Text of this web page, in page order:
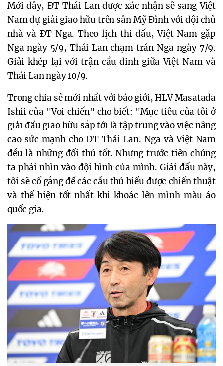
Mới đây, ĐT Thái Lan được xác nhận sẽ sang Việt
Nam dự giải giao hữu trên sân Mỹ Đình với đội chủ
nhà và ĐT Nga. Theo lịch thi đấu, Việt Nam gặp
Nga ngày 5/9, Thái Lan chạm trán Nga ngày 7/9.
Giải khép lại với trận cầu đinh giữa Việt Nam và
Thái Lan ngày 10/9.
Trong chia sẻ mới nhất với báo giới, HLV Masatada
Ishii của "Voi chiến" cho biết: "Mục tiêu của tôi ở
giải đấu giao hữu sắp tới là tập trung vào việc nâng
cao sức mạnh cho ĐT Thái Lan. Nga và Việt Nam
đều là những đối thủ tốt. Nhưng trước tiên chúng
ta phải nhìn vào đội hình của mình. Giải đấu này,
tôi sẽ cố gắng để các cầu thủ hiểu được chiến thuật
và thể hiện tốt nhất khi khoác lên mình màu áo
quốc gia.